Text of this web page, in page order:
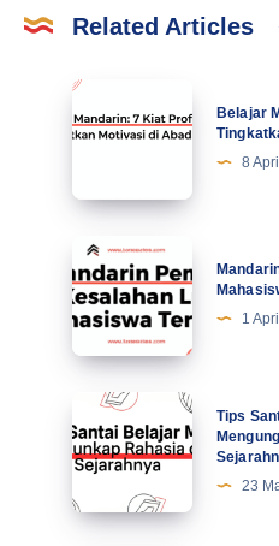
Related Articles
Belajar
Mandarin:
Profesional
Tingkatkan
Motivasi
di
Abad
Ke-
Belajar
8
Mandarin
Pemula:
5
Kesalahan
Lucu
Mahasiswa
Terbaru
1
Tips
Santai
Belajar
Mandarin:
Mengungkap
Tips
23